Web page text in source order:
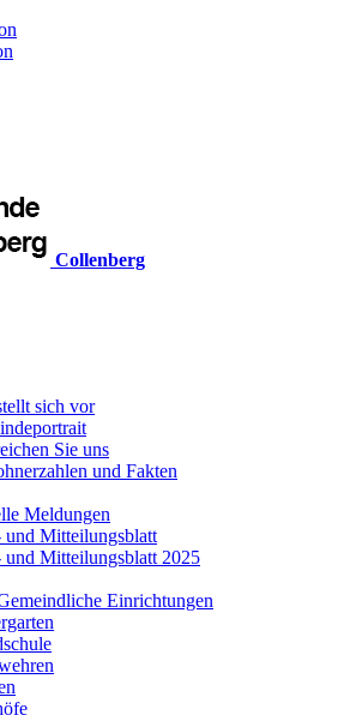
Collenberg
sich vor
Sie uns
und Fakten
Meldungen
und Mitteilungsblatt
und Mitteilungsblatt 2025
Einrichtungen